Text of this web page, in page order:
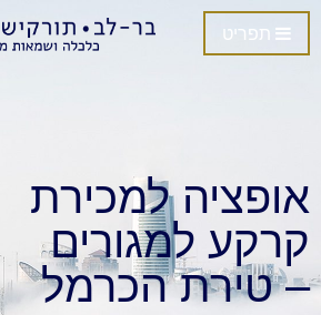
אופציה למכירת
קרקע למגורים
– טירת הכרמל